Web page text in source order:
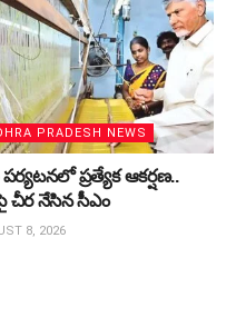
PRADESH NEWS
ప్రత్యేక ఆకర్షణ..
చీర నేసిన సీఎం
8, 2026